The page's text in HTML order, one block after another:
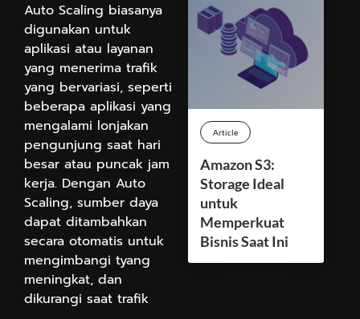
Auto Scaling biasanya
digunakan untuk
aplikasi atau layanan
yang menerima trafik
yang bervariasi, seperti
beberapa aplikasi yang
mengalami lonjakan
pengunjung saat hari
besar atau puncak jam
kerja. Dengan Auto
Scaling, sumber daya
dapat ditambahkan
secara otomatis untuk
mengimbangi tyang
meningkat, dan
dikurangi saat trafik
Article
Amazon S3:
Storage Ideal
untuk
Memperkuat
Bisnis Saat Ini